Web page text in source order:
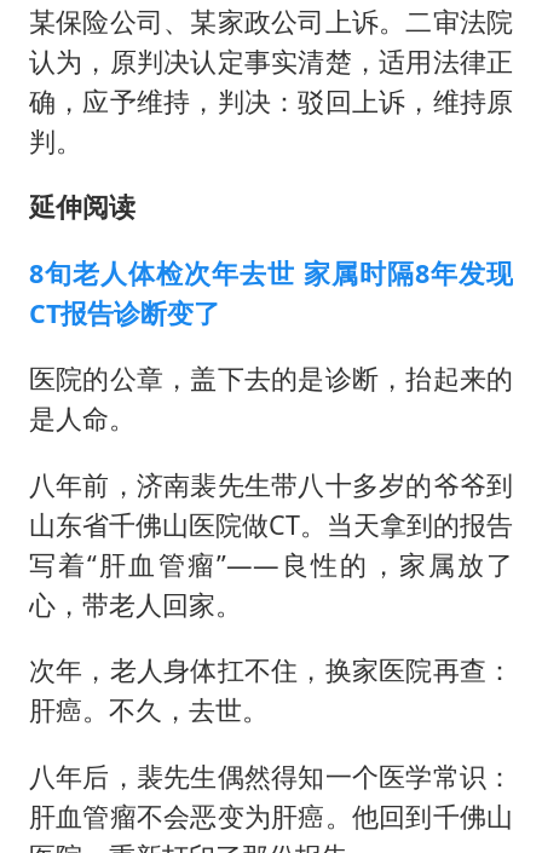
某保险公司、某家政公司上诉。二审法院
认为，原判决认定事实清楚，适用法律正
确，应予维持，判决：驳回上诉，维持原
判。
延伸阅读
8旬老人体检次年去世 家属时隔8年发现
CT报告诊断变了
医院的公章，盖下去的是诊断，抬起来的
是人命。
八年前，济南裴先生带八十多岁的爷爷到
山东省千佛山医院做CT。当天拿到的报告
写着“肝血管瘤”——良性的，家属放了
心，带老人回家。
次年，老人身体扛不住，换家医院再查：
肝癌。不久，去世。
八年后，裴先生偶然得知一个医学常识：
肝血管瘤不会恶变为肝癌。他回到千佛山